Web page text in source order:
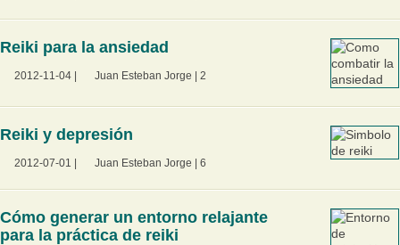
Reiki para la ansiedad
2012-11-04 Juan Esteban Jorge 2
Reiki y depresión
2012-07-01 Juan Esteban Jorge 6
Cómo generar un entorno relajante
para la práctica de reiki